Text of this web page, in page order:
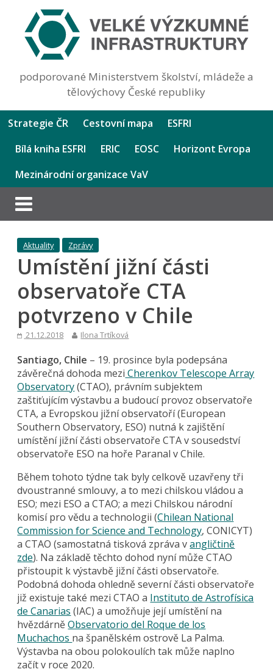
podporované Ministerstvem školství, mládeže a
tělovýchovy České republiky
Strategie ČR Cestovní mapa
ESFRI
Bílá kniha ESFRI
ERIC EOSC
Horizont Evropa
Mezinárodní organizace VaV
Aktuality Zprávy
Umístění jižní části
observatoře CTA
potvrzeno v Chile
21.12.2018 Ilona Trtíková
Santiago, Chile – 19. prosince byla podepsána
závěrečná dohoda mezi Cherenkov Telescope Array
Observatory(CTAO), právním subjektem
zaštiťujícím výstavbu a budoucí provoz observatoře
CTA, a Evropskou jižní observatoří (European
Southern Observatory, ESO) nutná k zajištění
umístění jižní části observatoře CTA v sousedství
observatoře ESO na hoře Paranal v Chile.
Během tohoto týdne tak byly celkově uzavřeny tři
dvoustranné smlouvy, a to mezi chilskou vládou a
ESO; mezi ESO a CTAO; a mezi Chilskou národní
komisí pro vědu a technologii (Chilean National
Commission for Science and Technology, CONICYT)
a CTAO (samostatná tisková zpráva vangličtině
zde). Na základě těchto dohod nyní může CTAO
přistoupit k výstavbě jižní části observatoře.
Podobná dohoda ohledně severní části observatoře
již existuje také mezi CTAO a Instituto de Astrofísica
de Canarias (IAC) a umožňuje její umístění na
hvězdárněObservatorio del Roque de los
Muchachos na španělském ostrově La Palma.
Výstavba na obou polokoulích tak může naplno
začít v roce 2020.